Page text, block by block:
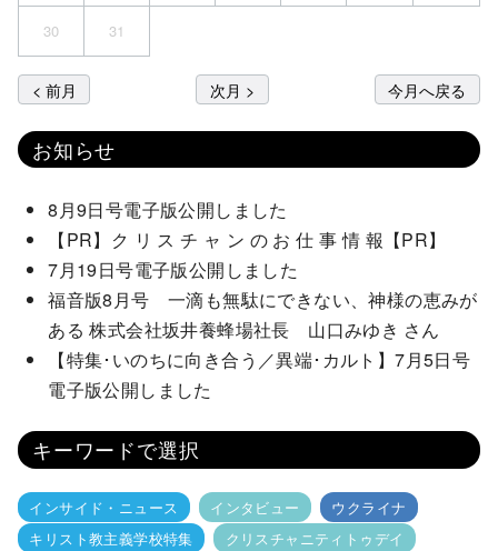
30 31
< 前月 次月 > 今月へ戻る
お知らせ
8月9日号電子版公開しました
【PR】ク リ ス チ ャ ン の お 仕 事 情 報【PR】
7月19日号電子版公開しました
福音版8月号 一滴も無駄にできない、神様の恵みが
ある 株式会社坂井養蜂場社長 山口みゆき さん
【特集･いのちに向き合う／異端･カルト】7月5日号
電子版公開しました
キーワードで選択
インサイド・ニュース インタビュー
ウクライナ
キリスト教主義学校特集
クリスチャニティトゥデイ